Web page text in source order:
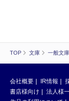
TOP 文庫 一般文庫
会社概要 IR情報
書店様向け
法人様